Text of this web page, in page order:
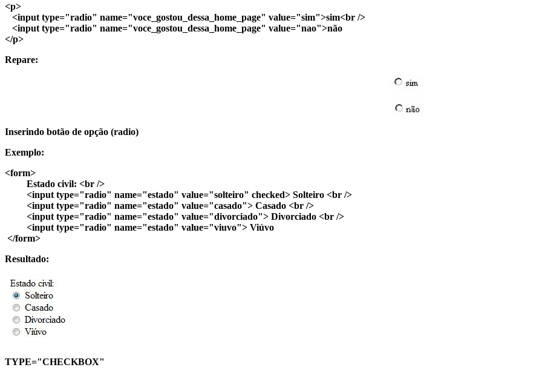
<p>
<input type="radio" name="voce_gostou_dessa_home_page" value="sim">sim<br />
<input type="radio" name="voce_gostou_dessa_home_page" value="nao">não
</p>
Repare:
Inserindo botão de opção (radio)
Exemplo:
<form>
Estado civil: <br />
<input type="radio" name="estado" value="solteiro" checked> Solteiro <br />
<input type="radio" name="estado" value="casado"> Casado <br />
<input type="radio" name="estado" value="divorciado"> Divorciado <br />
<input type="radio" name="estado" value="viuvo"> Viúvo
</form>
Resultado:
TYPE="CHECKBOX"